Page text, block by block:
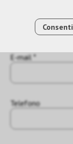
E-mail *
Telefono